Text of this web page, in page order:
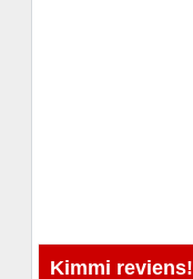
Kimmi reviens!